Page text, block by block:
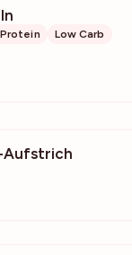
Low Carb
Aufstrich